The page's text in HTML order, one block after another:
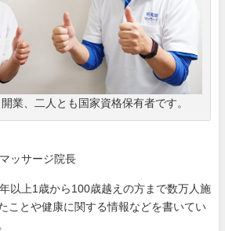
業、二人とも国家資格保有者です。
ッサージ院長
以上1歳から100歳越えの方まで数万人施
ことや健康に関する情報などを書いてい